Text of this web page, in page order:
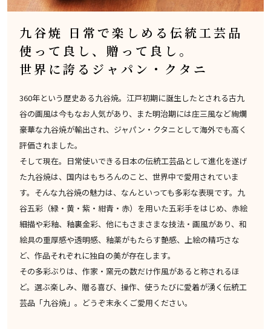
九谷焼 日常で楽しめる伝統工芸品
使って良し、贈って良し。
世界に誇るジャパン・クタニ
360年という歴史ある九谷焼。江戸初期に誕生したとされる古九
谷の画風は今もなお人気があり、また明治期には庄三風など絢爛
豪華な九谷焼が輸出され、ジャパン・クタニとして海外でも高く
評価されました。
そして現在。日常使いできる日本の伝統工芸品として進化を遂げ
た九谷焼は、国内はもちろんのこと、世界中で愛用されていま
す。そんな九谷焼の魅力は、なんといっても多彩な表現です。九
谷五彩（緑・黄・紫・紺青・赤）を用いた五彩手をはじめ、赤絵
細描や彩釉、釉裏金彩、他にもさまさまな技法・画風があり、和
絵具の重厚感や透明感、釉薬がもたらす艶感、上絵の精巧さな
ど、作品それぞれに独自の美が存在します。
その多彩ぶりは、作家・窯元の数だけ作風があると称されるほ
ど。選ぶ楽しみ、贈る喜び、操作、使うたびに愛着が湧く伝統工
芸品「九谷焼」。どうぞ末永くご愛用ください。